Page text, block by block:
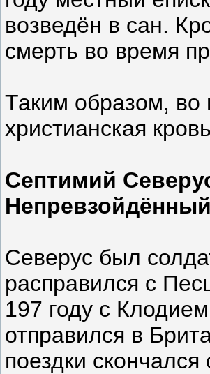
возведён в сан.
смерть во время
Таким образом,
христианская
Септимий
Северус был
расправился с
197 году с
отправился в
поездки скончался